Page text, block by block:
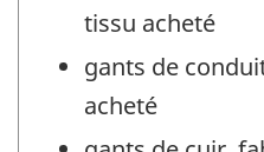
tissu acheté
gants de
acheté